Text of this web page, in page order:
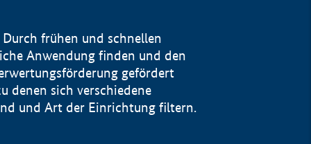
frühen und schnellen
Anwendung finden und den
gefördert
denen sich verschiedene
und Art der Einrichtung filtern.